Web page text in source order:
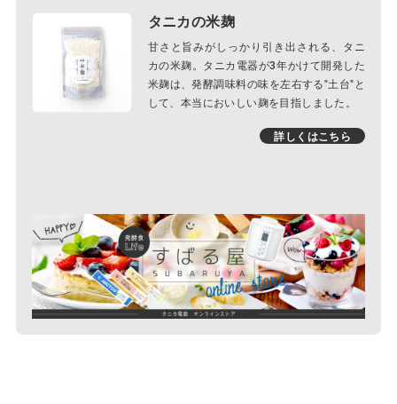
タニカの米麹
甘さと旨みがしっかり引き出される、タニ
カの米麹。タニカ電器が3年かけて開発した
米麹は、発酵調味料の味を左右する"土台"と
して、本当においしい麹を目指しました。
詳しくはこちら